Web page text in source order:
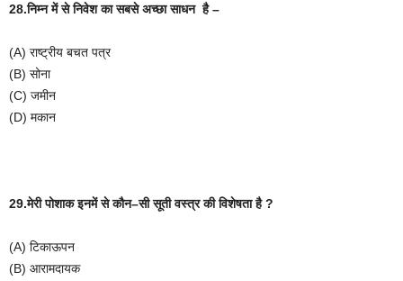
28.निम्न में से निवेश का सबसे अच्छा साधन है –
(A) राष्ट्रीय बचत पत्र
(B) सोना
(C) जमीन
(D) मकान
29.मेरी पोशाक इनमें से कौन–सी सूती वस्त्र की विशेषता है ?
(A) टिकाऊपन
(B) आरामदायक